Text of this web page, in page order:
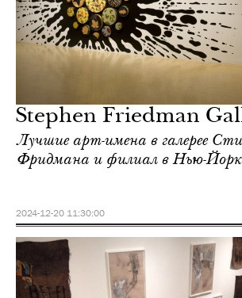
Stephen Friedman
Лучшие арт-имена в галерее
Фридмана и филиал в Нью-
2024-12-20 11:30:00